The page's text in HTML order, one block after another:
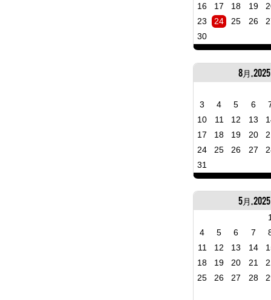
16
17 18 19
23
24 25 26
30
8月, 2025
3 4 5 6
10
11 12 13
17
18 19 20
24
25 26 27
31
5月, 2025
4
5 6 7
11
12 13 14
18
19 20 21
25
26 27 28